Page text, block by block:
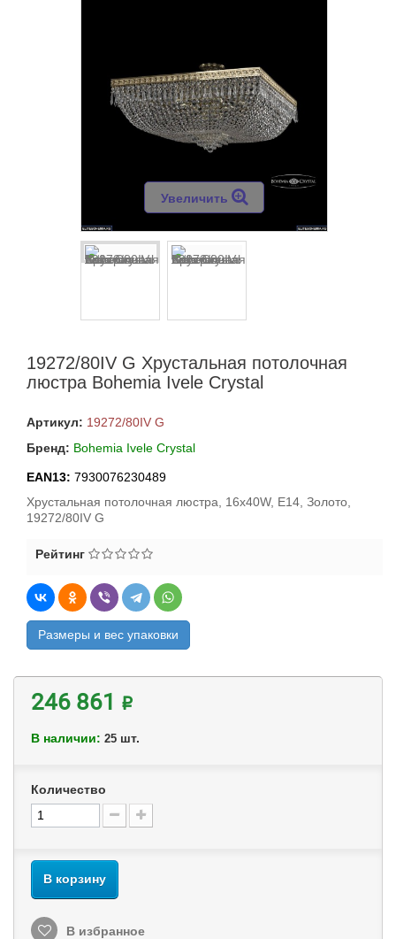
Увеличить
19272/80IV G Хрустальная потолочная
люстра Bohemia Ivele Crystal
Артикул: 19272/80IV G
Бренд: Bohemia Ivele Crystal
EAN13: 7930076230489
Хрустальная потолочная люстра, 16x40W, E14, Золото,
19272/80IV G
Рейтинг
Размеры и вес упаковки
246 861 ₽
В наличии: 25 шт.
Количество
В корзину
В избранное